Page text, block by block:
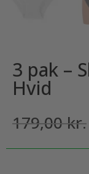
3 pak –
Hvid
179,00kr.